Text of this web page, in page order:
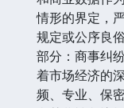
情形的界定，
规定或公序良
部分：商事纠
着市场经济的
频、专业、保